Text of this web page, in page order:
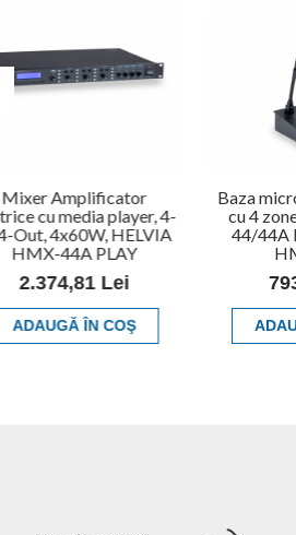
Mixer Amplificator
cu media player, 4-
Out, 4x60W, HELVIA
HMX-44A PLAY
2.374,81 Lei
ADAUGĂ ÎN COŞ
Baza
cu 4
44/44A